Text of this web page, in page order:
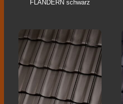
FLANDERN schwarz